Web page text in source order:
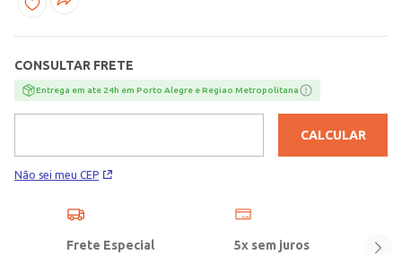
compor looks esportivos e casuais com muito estilo e
CONSULTAR FRETE
Entrega em ate 24h em Porto Alegre e Regiao Metropolitana
Não sei meu CEP
CALCULAR
Frete Especial 5x sem juros